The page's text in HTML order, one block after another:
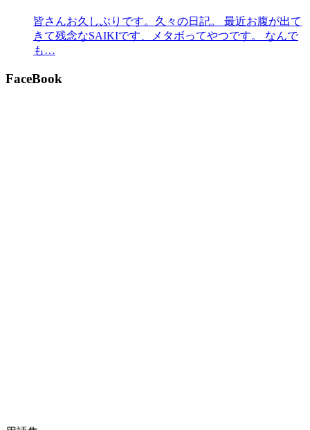
皆さんお久しぶりです。久々の日記。 最近お腹が出て
きて残念なSAIKIです、メタボってやつです。 なんで
も…
FaceBook